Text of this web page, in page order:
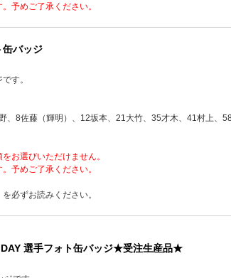
予めご了承ください。
缶バッジ
す。
、8佐藤（輝明）、12坂本、21大竹、35才木、41村上、
お選びいただけません。
予めご了承ください。
必ずお読みください。
DAY 選手フォト缶バッジ★受注生産品★